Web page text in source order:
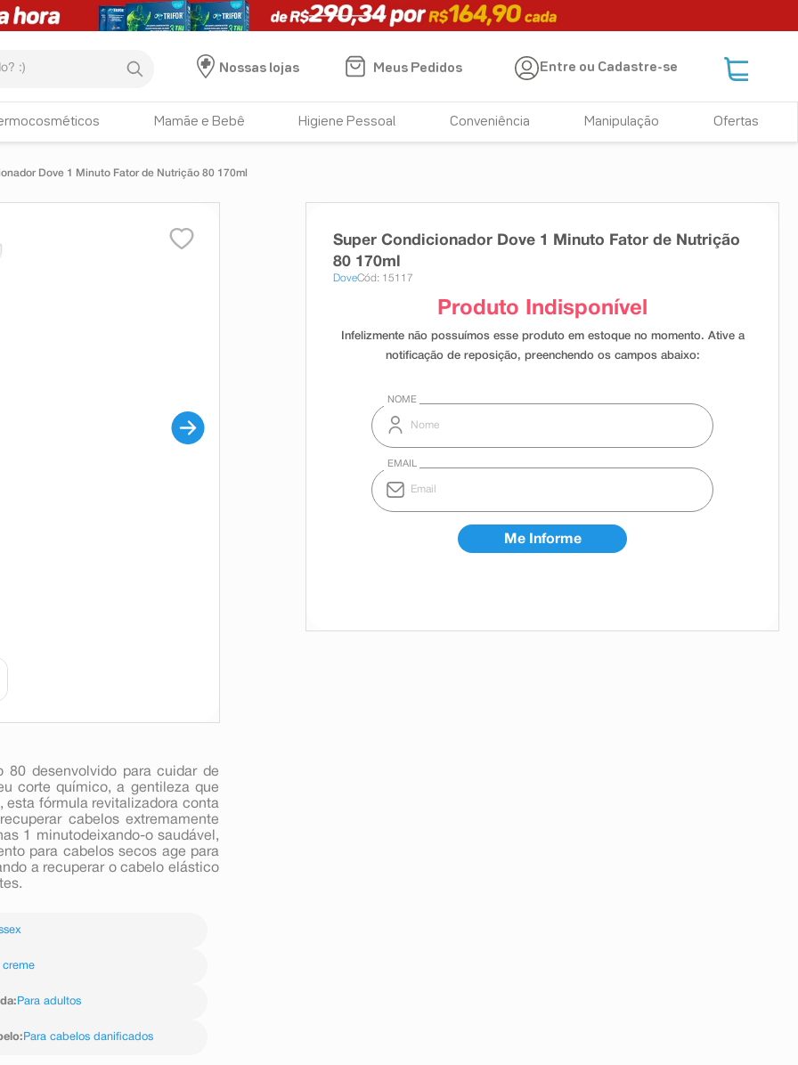
Nossas lojas
Meus Pedidos Entre ou Cadastre-se
Mamãe e Bebê Higiene Pessoal Conveniência Manipulação Ofertas
Dove 1 Minuto Fator de Nutrição 80 170ml
80 desenvolvido para cuidar de
corte químico, a gentileza que
fórmula revitalizadora conta
cabelos extremamente
1 minutodeixando-o saudável,
para cabelos secos age para
a recuperar o cabelo elástico
creme
: Para adultos
: Para cabelos danificados
Super Condicionador Dove 1 Minuto Fator de Nutrição
80 170ml
DoveCód: 15117